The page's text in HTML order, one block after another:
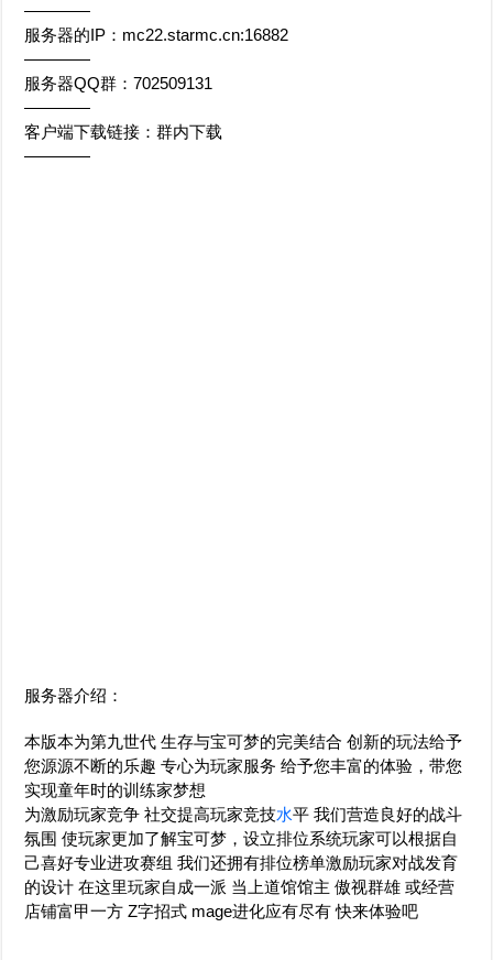
————
服务器的IP：mc22.starmc.cn:16882
————
服务器QQ群：702509131
————
客户端下载链接：群内下载
————
服务器介绍：
本版本为第九世代 生存与宝可梦的完美结合 创新的玩法给予
您源源不断的乐趣 专心为玩家服务 给予您丰富的体验，带您
实现童年时的训练家梦想
为激励玩家竞争 社交提高玩家竞技水平 我们营造良好的战斗
氛围 使玩家更加了解宝可梦，设立排位系统玩家可以根据自
己喜好专业进攻赛组 我们还拥有排位榜单激励玩家对战发育
的设计 在这里玩家自成一派 当上道馆馆主 傲视群雄 或经营
店铺富甲一方 Z字招式 mage进化应有尽有 快来体验吧